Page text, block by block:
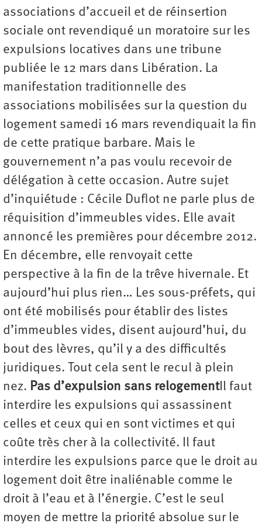
associations d’accueil et de réinsertion
sociale ont revendiqué un moratoire sur les
expulsions locatives dans une tribune
publiée le 12 mars dans Libération. La
manifestation traditionnelle des
associations mobilisées sur la question du
logement samedi 16 mars revendiquait la fin
de cette pratique barbare. Mais le
gouvernement n’a pas voulu recevoir de
délégation à cette occasion. Autre sujet
d’inquiétude : Cécile Duflot ne parle plus de
réquisition d’immeubles vides. Elle avait
annoncé les premières pour décembre 2012.
En décembre, elle renvoyait cette
perspective à la fin de la trêve hivernale. Et
aujourd’hui plus rien… Les sous-préfets, qui
ont été mobilisés pour établir des listes
d’immeubles vides, disent aujourd’hui, du
bout des lèvres, qu’il y a des difficultés
juridiques. Tout cela sent le recul à plein
nez. Pas d’expulsion sans relogementIl faut
interdire les expulsions qui assassinent
celles et ceux qui en sont victimes et qui
coûte très cher à la collectivité. Il faut
interdire les expulsions parce que le droit au
logement doit être inaliénable comme le
droit à l’eau et à l’énergie. C’est le seul
moyen de mettre la priorité absolue sur le